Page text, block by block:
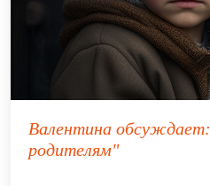
Валентина обсуждает:
родителям"